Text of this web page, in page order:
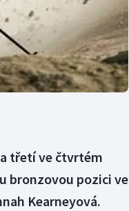
Ostatní
třetí ve čtvrtém
bronzovou pozici ve
Kearneyová.